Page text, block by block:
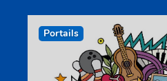
Portails